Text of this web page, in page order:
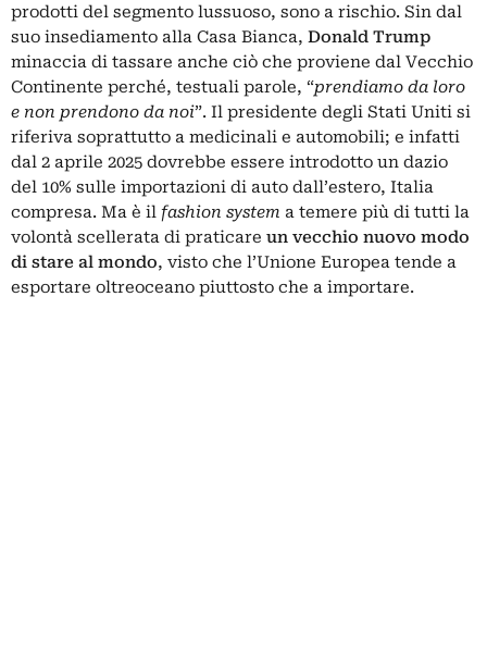
prodotti del segmento lussuoso, sono a rischio. Sin dal
suo insediamento alla Casa Bianca, Donald Trump
minaccia di tassare anche ciò che proviene dal Vecchio
Continente perché, testuali parole, “prendiamo da loro
e non prendono da noi”. Il presidente degli Stati Uniti si
riferiva soprattutto a medicinali e automobili; e infatti
dal 2 aprile 2025 dovrebbe essere introdotto un dazio
del 10% sulle importazioni di auto dall’estero, Italia
compresa. Ma è il fashion system a temere più di tutti la
volontà scellerata di praticare un vecchio nuovo modo
di stare al mondo, visto che l’Unione Europea tende a
esportare oltreoceano piuttosto che a importare.